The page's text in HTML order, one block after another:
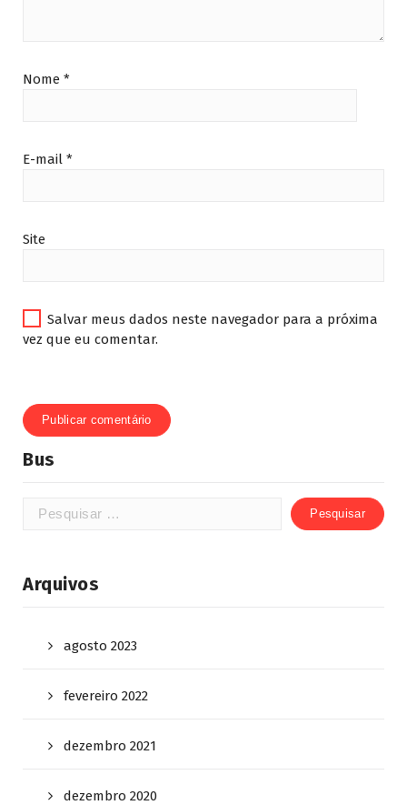
Nome *
E-mail *
Site
Salvar meus dados neste navegador para a próxima
vez que eu comentar.
Bus
Arquivos
agosto 2023
fevereiro 2022
dezembro 2021
dezembro 2020